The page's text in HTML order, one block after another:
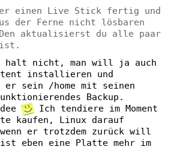
einen Live Stick fertig und
der Ferne nicht lösbaren
Den aktualisierst du alle paar
ist.
halt nicht, man will ja auch
installieren und
sein /home mit seinen
Backup.
Ich tendiere im Moment
kaufen, Linux darauf
er trotzdem zurück will
ist eben eine Platte mehr im